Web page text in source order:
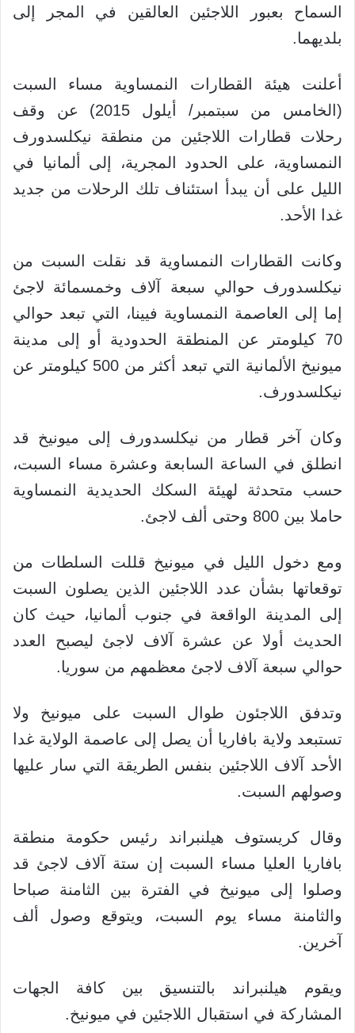
السماح بعبور اللاجئين العالقين في المجر إلى
بلديهما.
أعلنت هيئة القطارات النمساوية مساء السبت
(الخامس من سبتمبر/ أيلول 2015) عن وقف
رحلات قطارات اللاجئين من منطقة نيكلسدورف
النمساوية، على الحدود المجرية، إلى ألمانيا في
الليل على أن يبدأ استئناف تلك الرحلات من جديد
غدا الأحد.
وكانت القطارات النمساوية قد نقلت السبت من
نيكلسدورف حوالي سبعة آلاف وخمسمائة لاجئ
إما إلى العاصمة النمساوية فيينا، التي تبعد حوالي
70 كيلومتر عن المنطقة الحدودية أو إلى مدينة
ميونيخ الألمانية التي تبعد أكثر من 500 كيلومتر عن
نيكلسدورف.
وكان آخر قطار من نيكلسدورف إلى ميونيخ قد
انطلق في الساعة السابعة وعشرة مساء السبت،
حسب متحدثة لهيئة السكك الحديدية النمساوية
حاملا بين 800 وحتى ألف لاجئ.
ومع دخول الليل في ميونيخ قللت السلطات من
توقعاتها بشأن عدد اللاجئين الذين يصلون السبت
إلى المدينة الواقعة في جنوب ألمانيا، حيث كان
الحديث أولا عن عشرة آلاف لاجئ ليصبح العدد
حوالي سبعة آلاف لاجئ معظمهم من سوريا.
وتدفق اللاجئون طوال السبت على ميونيخ ولا
تستبعد ولاية بافاريا أن يصل إلى عاصمة الولاية غدا
الأحد آلاف اللاجئين بنفس الطريقة التي سار عليها
وصولهم السبت.
وقال كريستوف هيلنبراند رئيس حكومة منطقة
بافاريا العليا مساء السبت إن ستة آلاف لاجئ قد
وصلوا إلى ميونيخ في الفترة بين الثامنة صباحا
والثامنة مساء يوم السبت، ويتوقع وصول ألف
آخرين.
ويقوم هيلنبراند بالتنسيق بين كافة الجهات
المشاركة في استقبال اللاجئين في ميونيخ.